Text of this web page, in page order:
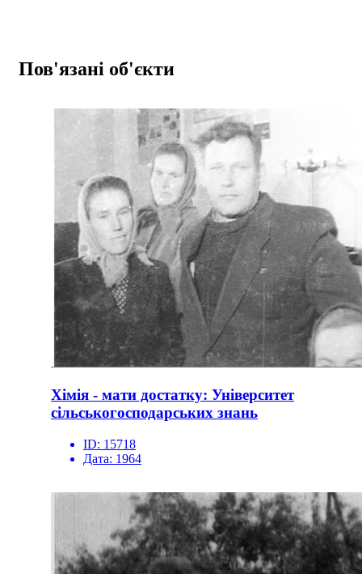
Пов'язані об'єкти
Хімія - мати достатку: Університет
сільськогосподарських знань
ID: 15718
Дата: 1964